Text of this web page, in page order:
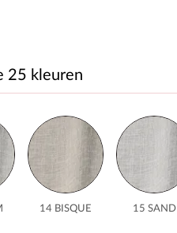
25 kleuren
14 BISQUE 15 SAND